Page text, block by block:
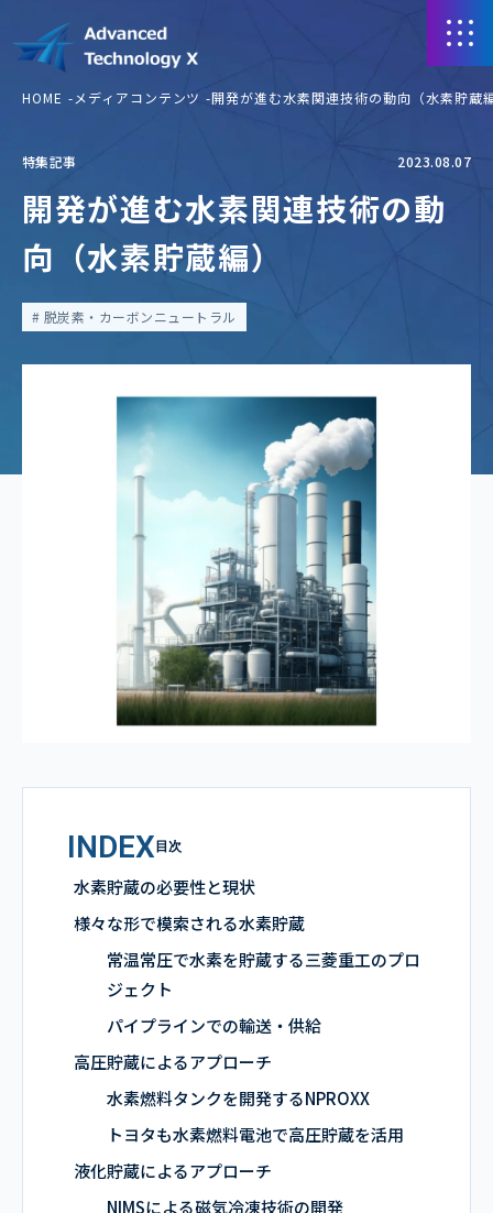
HOME メディアコンテンツ 開発が進む水素関連技術の動向（水素貯蔵
特集記事 2023.08.07
開発が進む水素関連技術の動
向（水素貯蔵編）
脱炭素・カーボンニュートラル
INDEX 目次
水素貯蔵の必要性と現状
様々な形で模索される水素貯蔵
常温常圧で水素を貯蔵する三菱重工のプロ
ジェクト
パイプラインでの輸送・供給
高圧貯蔵によるアプローチ
水素燃料タンクを開発するNPROXX
トヨタも水素燃料電池で高圧貯蔵を活用
液化貯蔵によるアプローチ
NIMSによる磁気冷凍技術の開発